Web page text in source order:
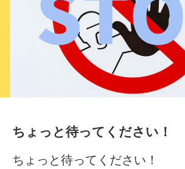
ちょっと待ってください！
ちょっと待ってください！